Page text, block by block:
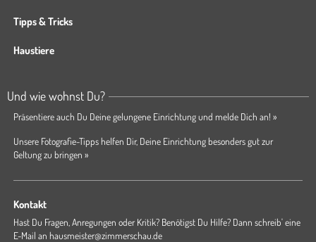
Tipps & Tricks
Haustiere
Und wie wohnst Du?
Präsentiere auch Du Deine gelungene Einrichtung und melde Dich an! »
Unsere Fotografie-Tipps helfen Dir, Deine Einrichtung besonders gut zur
Geltung zu bringen »
Kontakt
Hast Du Fragen, Anregungen oder Kritik? Benötigst Du Hilfe? Dann schreib' eine
E-Mail an hausmeister@zimmerschau.de